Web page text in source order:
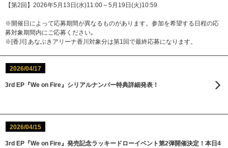
【第2回】2026年5月13日(水)11:00～5月19日(火)10:59
※開催日によって応募期間が異なるものがあります。参加を希望する日程の応
募対象期間内にご応募ください｡
※[香川] あなぶきアリーナ香川対象分は第1回で最終応募になります。
2026/04/17
3rd EP『We on Fire』シリアルナンバー特典詳細発表！
2026/04/15
3rd EP『We on Fire』発売記念ラッキードローイベント第2弾開催決定！本日4